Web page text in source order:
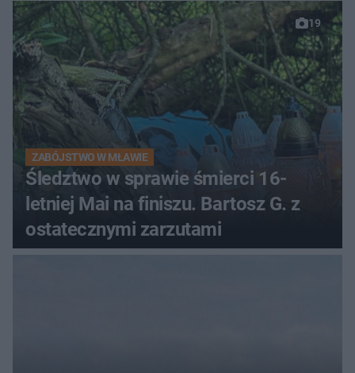
19
ZABÓJSTWO W MŁAWIE
Śledztwo w sprawie śmierci 16-
letniej Mai na finiszu. Bartosz G. z
ostatecznymi zarzutami